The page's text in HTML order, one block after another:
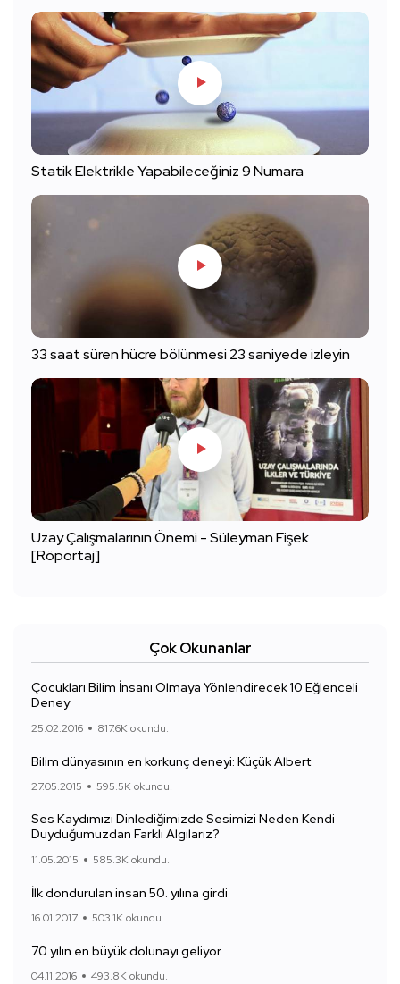
Statik Elektrikle Yapabileceğiniz 9 Numara
33 saat süren hücre bölünmesi 23 saniyede izleyin
Uzay Çalışmalarının Önemi - Süleyman Fişek
[Röportaj]
Çok Okunanlar
Çocukları Bilim İnsanı Olmaya Yönlendirecek 10 Eğlenceli
Deney
25.02.2016 817.6K okundu.
Bilim dünyasının en korkunç deneyi: Küçük Albert
27.05.2015 595.5K okundu.
Ses Kaydımızı Dinlediğimizde Sesimizi Neden Kendi
Duyduğumuzdan Farklı Algılarız?
11.05.2015 585.3K okundu.
İlk dondurulan insan 50. yılına girdi
16.01.2017 503.1K okundu.
70 yılın en büyük dolunayı geliyor
04.11.2016 493.8K okundu.